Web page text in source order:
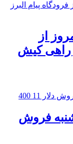
از
راهی کیش
فروش